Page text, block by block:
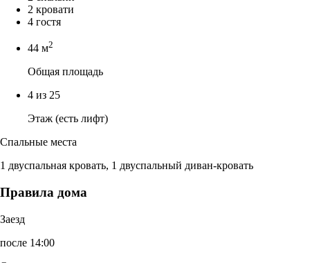
2 кровати
4 гостя
44 м2
Общая площадь
4 из 25
Этаж (есть лифт)
Спальные места
1 двуспальная кровать, 1 двуспальный диван-кровать
Правила дома
Заезд
после 14:00